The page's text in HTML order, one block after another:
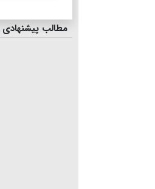
مطالب پیشنهادی